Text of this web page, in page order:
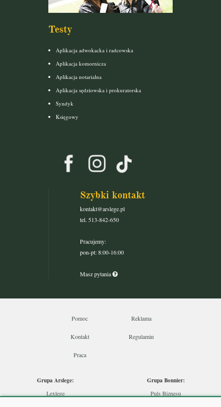
Testy
Aplikacja adwokacka i radcowska
Aplikacja komornicza
Aplikacja notarialna
Aplikacja sędziowska i prokuratorska
Syndyk
Księgowy
Szybki kontakt
kontakt@arslege.pl
tel. 513-842-650
Pracujemy:
pon-pt: 8:00-16:00
Masz pytania
Pomoc Reklama
Kontakt Regulamin
Praca
Grupa Arslege:
Lexlege
Grupa Bonnier:
Puls Biznesu